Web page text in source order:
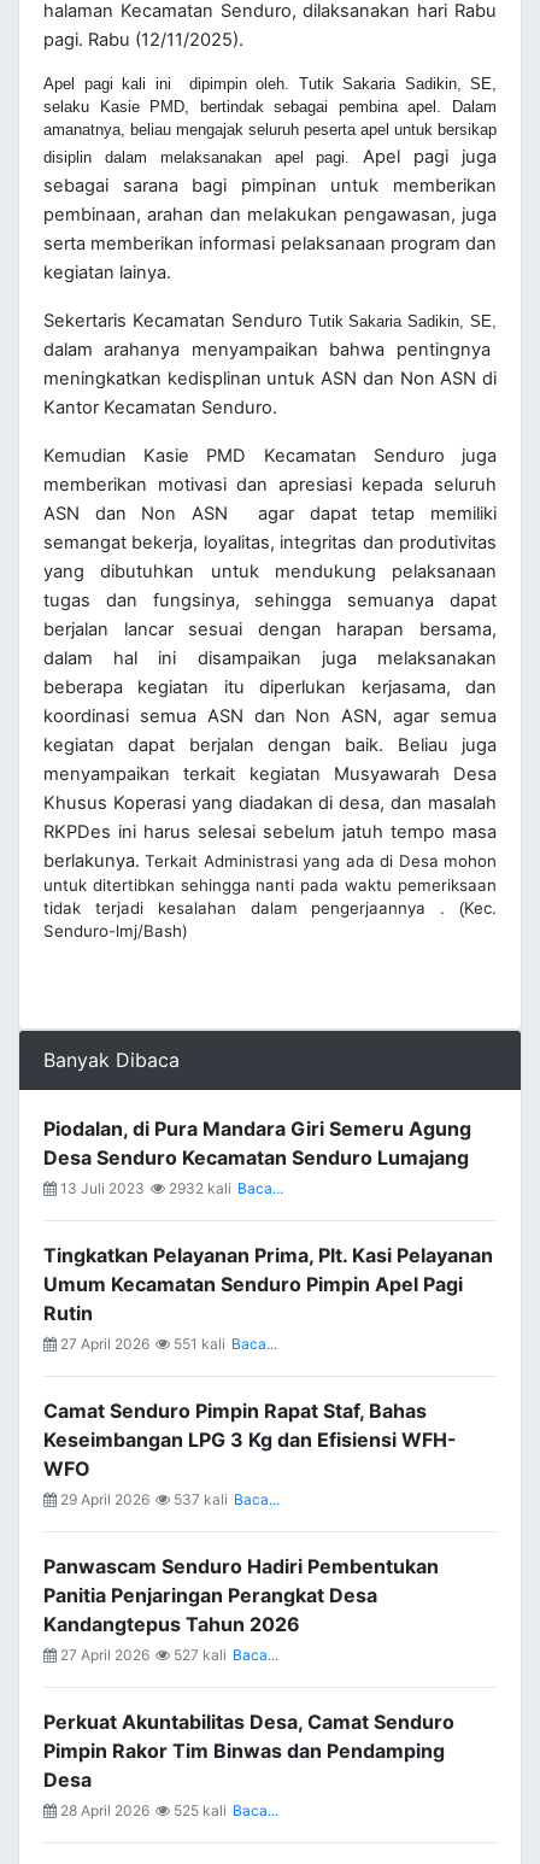
halaman Kecamatan Senduro, dilaksanakan hari Rabu
pagi. Rabu (12/11/2025).
Apel pagi kali ini dipimpin oleh. Tutik Sakaria Sadikin, SE,
selaku Kasie PMD, bertindak sebagai pembina apel. Dalam
amanatnya, beliau mengajak seluruh peserta apel untuk bersikap
disiplin dalam melaksanakan apel pagi.Apel pagi juga
sebagai sarana bagi pimpinan untuk memberikan
pembinaan, arahan dan melakukan pengawasan, juga
serta memberikan informasi pelaksanaan program dan
kegiatan lainya.
Sekertaris Kecamatan Senduro Tutik Sakaria Sadikin, SE,
dalam arahanya menyampaikan bahwa pentingnya
meningkatkan kedisplinan untuk ASN dan Non ASN di
Kantor Kecamatan Senduro.
Kemudian Kasie PMD Kecamatan Senduro juga
memberikan motivasi dan apresiasi kepada seluruh
ASN dan Non ASN agar dapat tetap memiliki
semangat bekerja, loyalitas, integritas dan produtivitas
yang dibutuhkan untuk mendukung pelaksanaan
tugas dan fungsinya, sehingga semuanya dapat
berjalan lancar sesuai dengan harapan bersama,
dalam hal ini disampaikan juga melaksanakan
beberapa kegiatan itu diperlukan kerjasama, dan
koordinasi semua ASN dan Non ASN, agar semua
kegiatan dapat berjalan dengan baik. Beliau juga
menyampaikan terkait kegiatan Musyawarah Desa
Khusus Koperasi yang diadakan di desa, dan masalah
RKPDes ini harus selesai sebelum jatuh tempo masa
berlakunya.Terkait Administrasi yang ada di Desa mohon
untuk ditertibkan sehingga nanti pada waktu pemeriksaan
tidak terjadi kesalahan dalam pengerjaannya . (Kec.
Senduro-lmj/Bash)
Banyak Dibaca
Piodalan, di Pura Mandara Giri Semeru Agung
Desa Senduro Kecamatan Senduro Lumajang
13 Juli 2023 2932 kali Baca...
Tingkatkan Pelayanan Prima, Plt. Kasi Pelayanan
Umum Kecamatan Senduro Pimpin Apel Pagi
Rutin
27 April 2026 551 kali Baca...
Camat Senduro Pimpin Rapat Staf, Bahas
Keseimbangan LPG 3 Kg dan Efisiensi WFH-
WFO
29 April 2026 537 kali Baca...
Panwascam Senduro Hadiri Pembentukan
Panitia Penjaringan Perangkat Desa
Kandangtepus Tahun 2026
27 April 2026 527 kali Baca...
Perkuat Akuntabilitas Desa, Camat Senduro
Pimpin Rakor Tim Binwas dan Pendamping
Desa
28 April 2026 525 kali Baca...